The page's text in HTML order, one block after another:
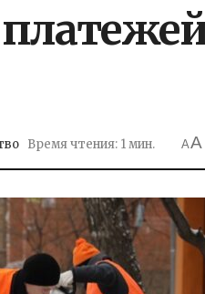
Время чтения: 1 мин. AA